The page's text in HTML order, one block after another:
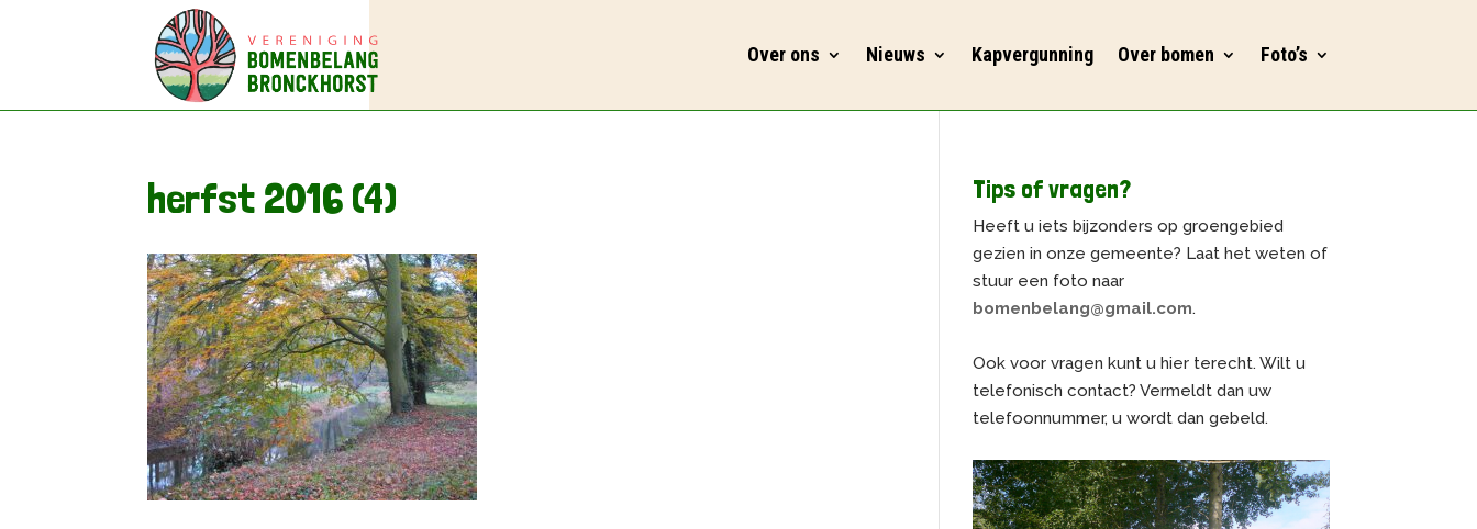
Over ons Nieuws Kapvergunning Over bomen Foto’s
herfst 2016 (4) Tips of vragen?
Heeft u iets bijzonders op groengebied
gezien in onze gemeente? Laat het weten of
stuur een foto naar
bomenbelang@gmail.com.
Ook voor vragen kunt u hier terecht. Wilt u
telefonisch contact? Vermeldt dan uw
telefoonnummer, u wordt dan gebeld.